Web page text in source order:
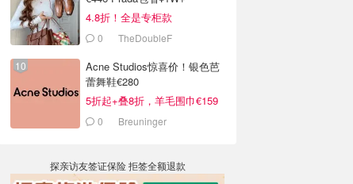
4.8折！全是专柜款
0 TheDoubleF
Acne Studios惊喜价！银色芭
蕾舞鞋€280
5折起+叠8折，羊毛围巾€159
0 Breuninger
探亲访友签证保险 拒签全额退款